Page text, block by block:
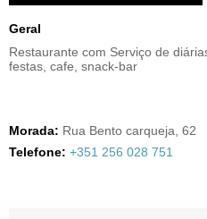
Geral
Restaurante com Serviço de
festas, cafe, snack-bar
Morada: Rua Bento carqueja, 62
Telefone: +351 256 028 751